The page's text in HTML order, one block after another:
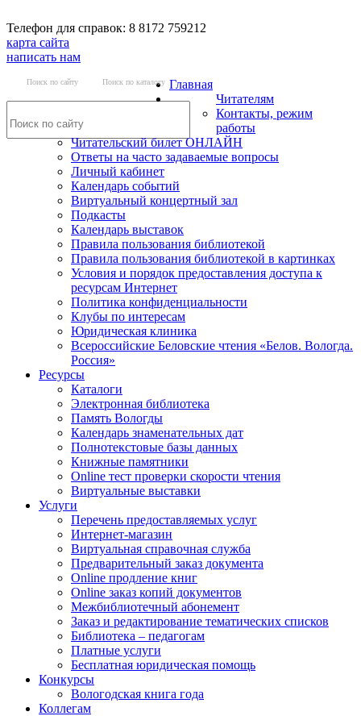
Телефон для справок: 8 8172 759212
карта сайта
написать нам
Поиск по сайту Поиск по каталогу Главная
Читателям
Контакты, режим
работы
Читательский билет ОНЛАЙН
Ответы на часто задаваемые вопросы
Личный кабинет
Календарь событий
Виртуальный концертный зал
Подкасты
Календарь выставок
Правила пользования библиотекой
Правила пользования библиотекой в картинках
Условия и порядок предоставления доступа к
ресурсам Интернет
Политика конфиденциальности
Клубы по интересам
Юридическая клиника
Всероссийские Беловские чтения «Белов. Вологда.
Россия»
Ресурсы
Каталоги
Электронная библиотека
Память Вологды
Календарь знаменательных дат
Полнотекстовые базы данных
Книжные памятники
Online тест проверки скорости чтения
Виртуальные выставки
Услуги
Перечень предоставляемых услуг
Интернет-магазин
Виртуальная справочная служба
Предварительный заказ документа
Online продление книг
Online заказ копий документов
Межбиблиотечный абонемент
Заказ и редактирование тематических списков
Библиотека – педагогам
Платные услуги
Бесплатная юридическая помощь
Конкурсы
Вологодская книга года
Коллегам